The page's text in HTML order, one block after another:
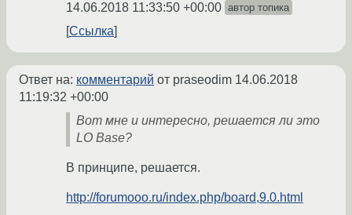
14.06.2018 11:33:50 +00:00 автор топика
Ссылка
Ответ на: комментарий от praseodim 14.06.2018
11:19:32 +00:00
Вот мне и интересно, решается ли это
LO Base?
В принципе, решается.
http://forumooo.ru/index.php/board,9.0.html